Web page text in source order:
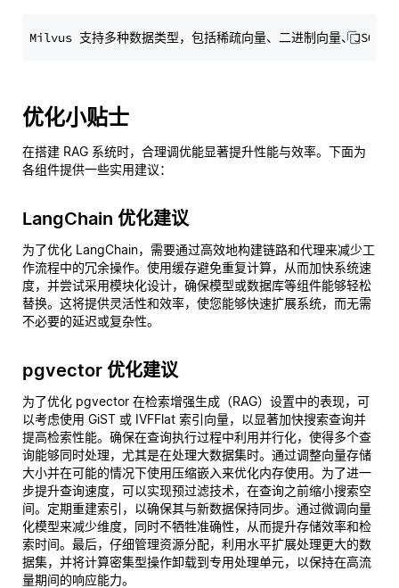
优化小贴士
在搭建 RAG 系统时，合理调优能显著提升性能与效率。下面为
各组件提供一些实用建议：
LangChain 优化建议
为了优化 LangChain，需要通过高效地构建链路和代理来减少工
作流程中的冗余操作。使用缓存避免重复计算，从而加快系统速
度，并尝试采用模块化设计，确保模型或数据库等组件能够轻松
替换。这将提供灵活性和效率，使您能够快速扩展系统，而无需
不必要的延迟或复杂性。
pgvector 优化建议
为了优化 pgvector 在检索增强生成（RAG）设置中的表现，可
以考虑使用 GiST 或 IVFFlat 索引向量，以显著加快搜索查询并
提高检索性能。确保在查询执行过程中利用并行化，使得多个查
询能够同时处理，尤其是在处理大数据集时。通过调整向量存储
大小并在可能的情况下使用压缩嵌入来优化内存使用。为了进一
步提升查询速度，可以实现预过滤技术，在查询之前缩小搜索空
间。定期重建索引，以确保其与新数据保持同步。通过微调向量
化模型来减少维度，同时不牺牲准确性，从而提升存储效率和检
索时间。最后，仔细管理资源分配，利用水平扩展处理更大的数
据集，并将计算密集型操作卸载到专用处理单元，以保持在高流
量期间的响应能力。